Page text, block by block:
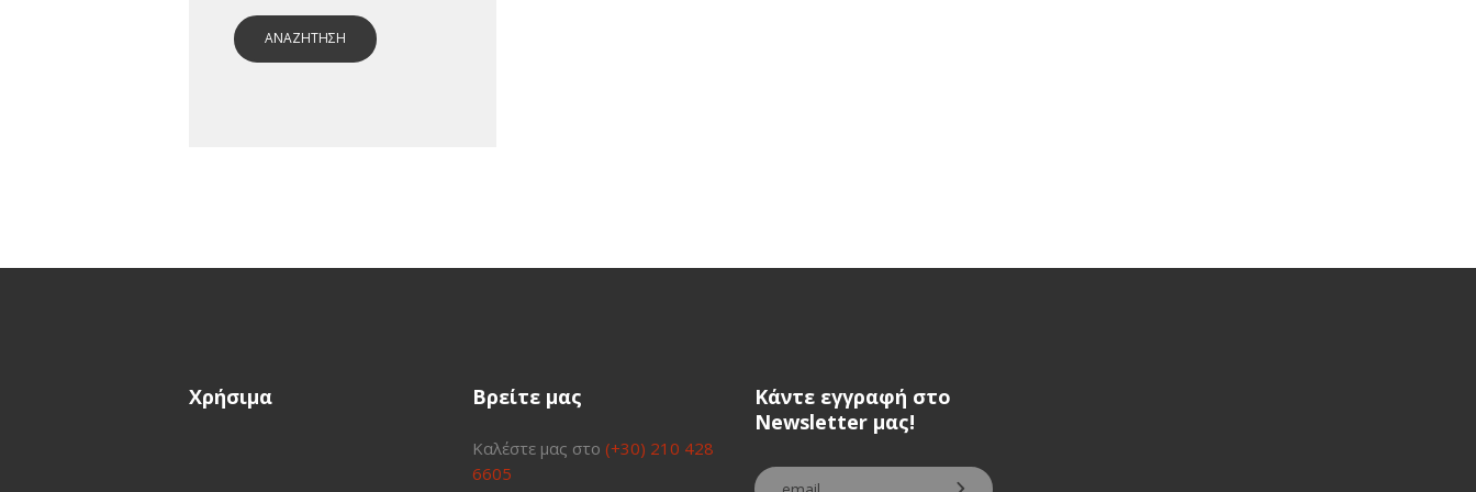
ΑΝΑΖΗΤΗΣΗ
Χρήσιμα Βρείτε μας
Καλέστε μας στο (+30) 210 428
6605
Κάντε εγγραφή στο
Newsletter μας!